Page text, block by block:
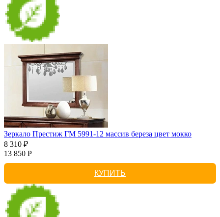
Зеркало Престиж ГМ 5991-12 массив береза цвет мокко
8 310 ₽
13 850 Р
КУПИТЬ